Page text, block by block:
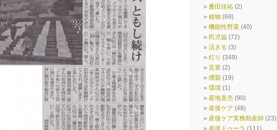
桑田佳祐 (2)
植物 (69)
機能性野菜 (40)
民児協 (72)
活きる (3)
灯り (349)
災害 (2)
燻製 (19)
環境 (1)
産地直売 (90)
産後ケア (48)
産後ケア実務助産師 (23)
産後ドゥーラ (111)